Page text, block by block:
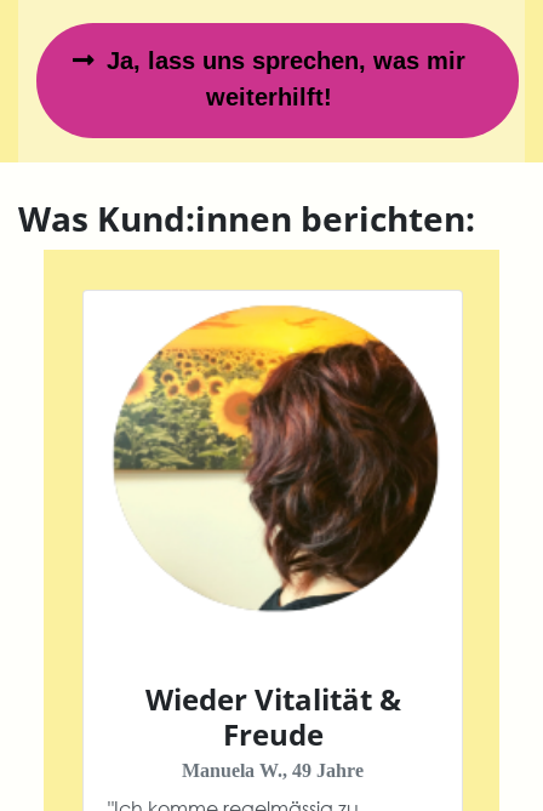
Ja, lass uns sprechen, was mir
weiterhilft!
Was Kund:innen berichten:
Wieder Vitalität &
Freude
Manuela W., 49 Jahre